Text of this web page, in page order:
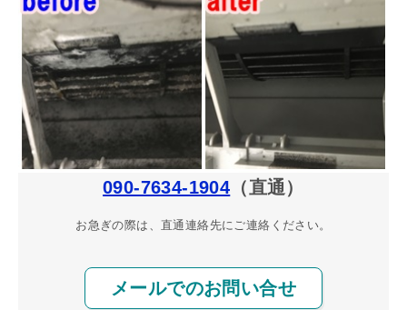
090-7634-1904 （直通）
お急ぎの際は、直通連絡先にご連絡ください。
メールでのお問い合せ